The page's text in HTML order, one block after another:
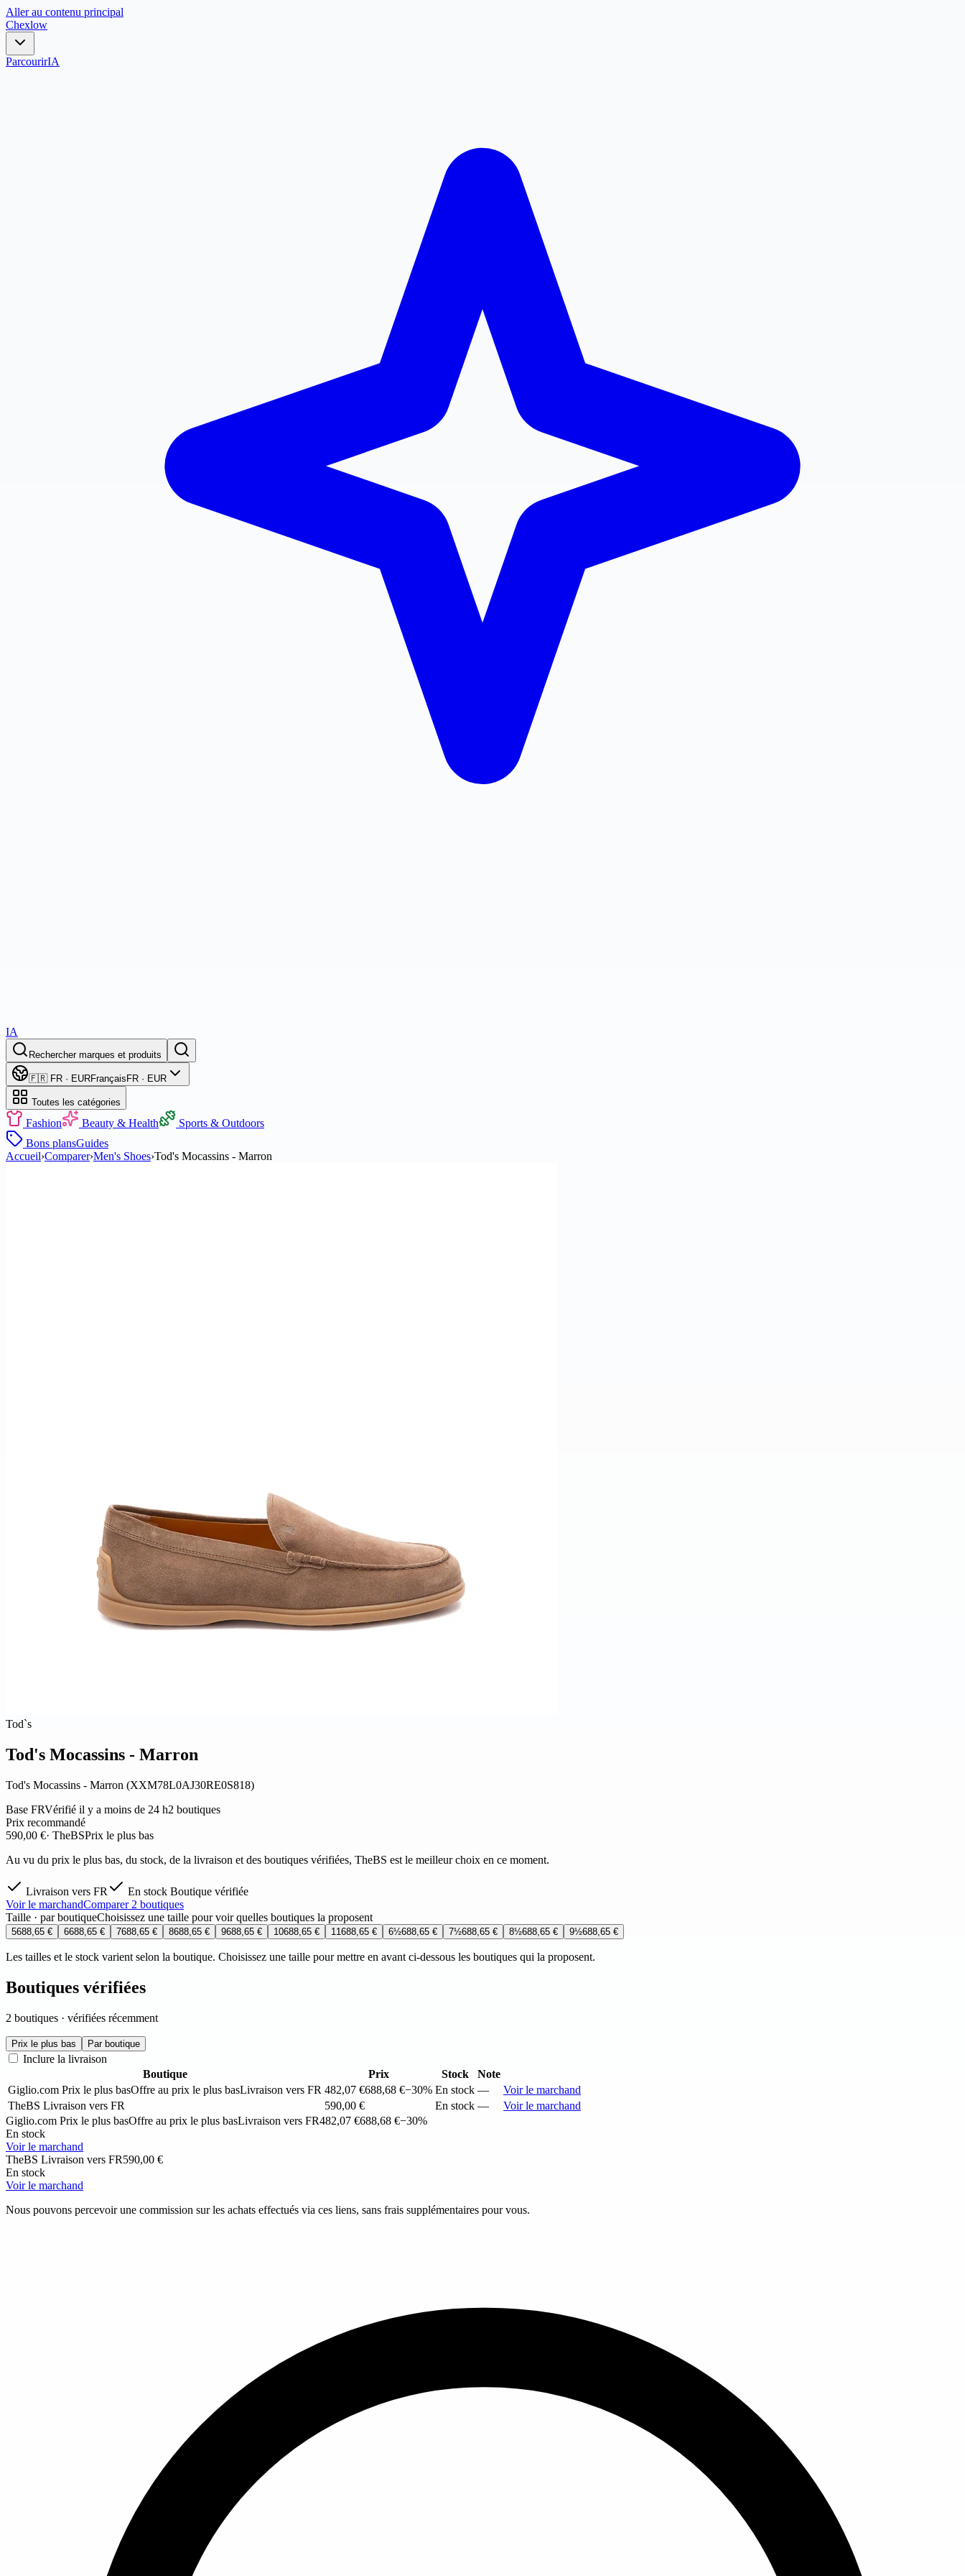
Aller au contenu principal
Chexlow
ParcourirIA
IA
Rechercher marques et produits
🇫🇷 FR · EURFrançais FR · EUR
Toutes les catégories
Fashion Beauty & Health
Sports & Outdoors
Bons plansGuides
Accueil›Comparer›Men's Shoes›Tod's Mocassins - Marron
Tod`s
Tod's Mocassins - Marron
Tod's Mocassins - Marron (XXM78L0AJ30RE0S818)
Base FRVérifié il y a moins de 24 h2 boutiques
Prix recommandé
590,00 €· TheBSPrix le plus bas
Au vu du prix le plus bas, du stock, de la livraison et des boutiques vérifiées, TheBS est le meilleur choix en ce moment.
Livraison vers FR En stock Boutique vérifiée
Voir le marchandComparer 2 boutiques
Taille · par boutiqueChoisissez une taille pour voir quelles boutiques la proposent
5688,65 € 6688,65 € 7688,65 € 8688,65 € 9688,65 € 10688,65 € 11 688,65 € 6½688,65 € 7½688,65 € 8½688,65 € 9½688,65 €
Les tailles et le stock varient selon la boutique. Choisissez une taille pour mettre en avant ci-dessous les boutiques qui la proposent.
Boutiques vérifiées
2 boutiques · vérifiées récemment
Prix le plus bas Par boutique
Inclure la livraison
Boutique
Prix Stock
Note
Giglio.com Prix le plus basOffre au prix le plus basLivraison vers FR 482,07 €688,68 €−30% En stock —
Voir le marchand
TheBS Livraison vers FR 590,00 € En stock —
Voir le marchand
Giglio.com Prix le plus basOffre au prix le plus basLivraison vers FR482,07 €688,68 €−30%
En stock
Voir le marchand
TheBS Livraison vers FR590,00 €
En stock
Voir le marchand
Nous pouvons percevoir une commission sur les achats effectués via ces liens, sans frais supplémentaires pour vous.